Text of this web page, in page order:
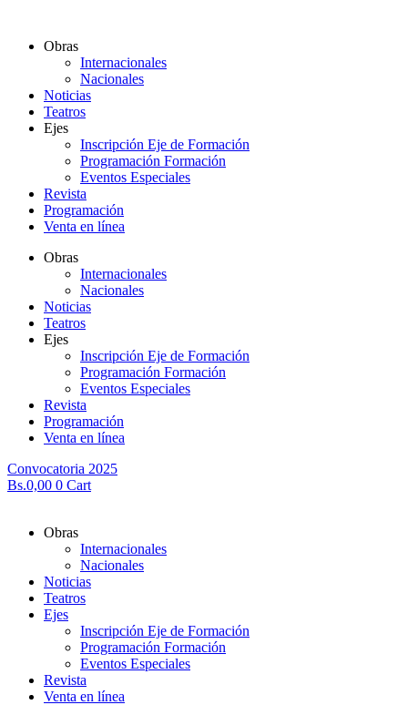
contenidoObras
Internacionales
Nacionales
Noticias
Teatros
Ejes
Inscripción Eje de Formación
Programación Formación
Eventos Especiales
Revista
Programación
Venta en línea
Obras
Internacionales
Nacionales
Noticias
Teatros
Ejes
Inscripción Eje de Formación
Programación Formación
Eventos Especiales
Revista
Programación
Venta en línea
Convocatoria 2025
Bs.0,00 0 Cart
Obras
Internacionales
Nacionales
Noticias
Teatros
Ejes
Inscripción Eje de Formación
Programación Formación
Eventos Especiales
Revista
Venta en línea